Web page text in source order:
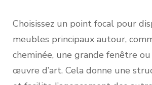
Choisissez un point focal pour
meubles principaux autour,
cheminée, une grande fenêtre
œuvre d’art. Cela donne une